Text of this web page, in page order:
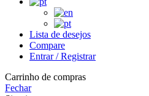
Lista de desejos
Compare
Entrar / Registrar
Carrinho de compras
Fechar